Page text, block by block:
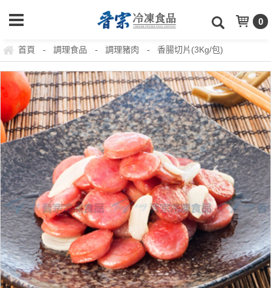
0
首頁 - 調理食品 - 調理豬肉 - 香腸切片(3Kg/包)